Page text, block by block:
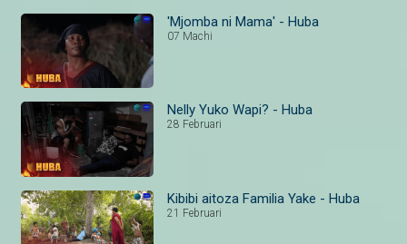
'Mjomba ni Mama' - Huba
07 Machi
Nelly Yuko Wapi? - Huba
28 Februari
Kibibi aitoza Familia Yake - Huba
21 Februari